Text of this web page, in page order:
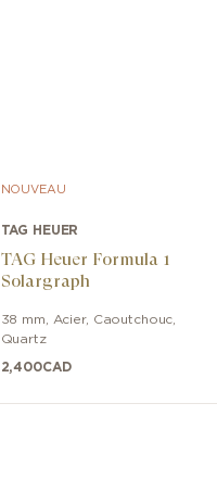
NOUVEAU
TAG HEUER
TAG Heuer Formula 1
Solargraph
38 mm Acier, Caoutchouc
Quartz
2,400CAD